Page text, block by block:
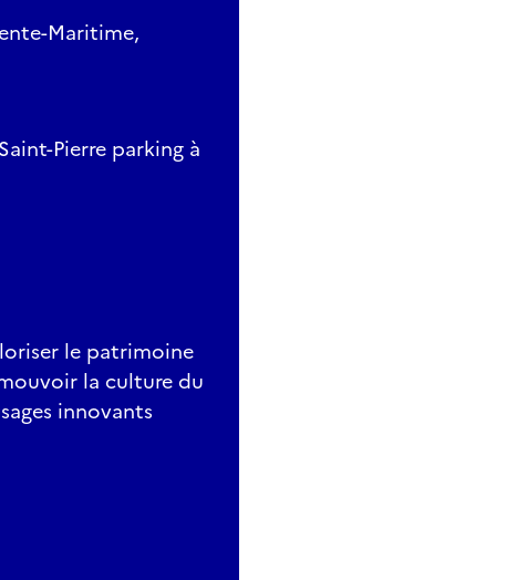
Maritime,
Pierre parking à
le patrimoine
la culture du
innovants